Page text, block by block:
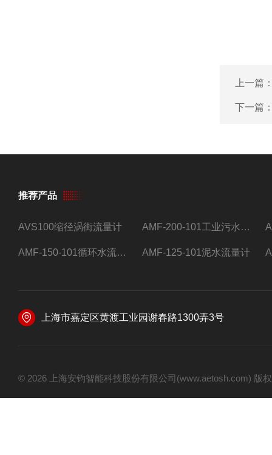
上一篇
下一篇
推荐产品
AVS100缩径涡街流量计 AMF-200-101工业污水流量计
AMF-150-101循环水流量计,电磁流量计 AMF-125-101泥水流量计
上海市嘉定区黄渡工业园谢春路1300弄3号
© 2026 上海安钧智能科技股份有限公司(www.aetosh.com)